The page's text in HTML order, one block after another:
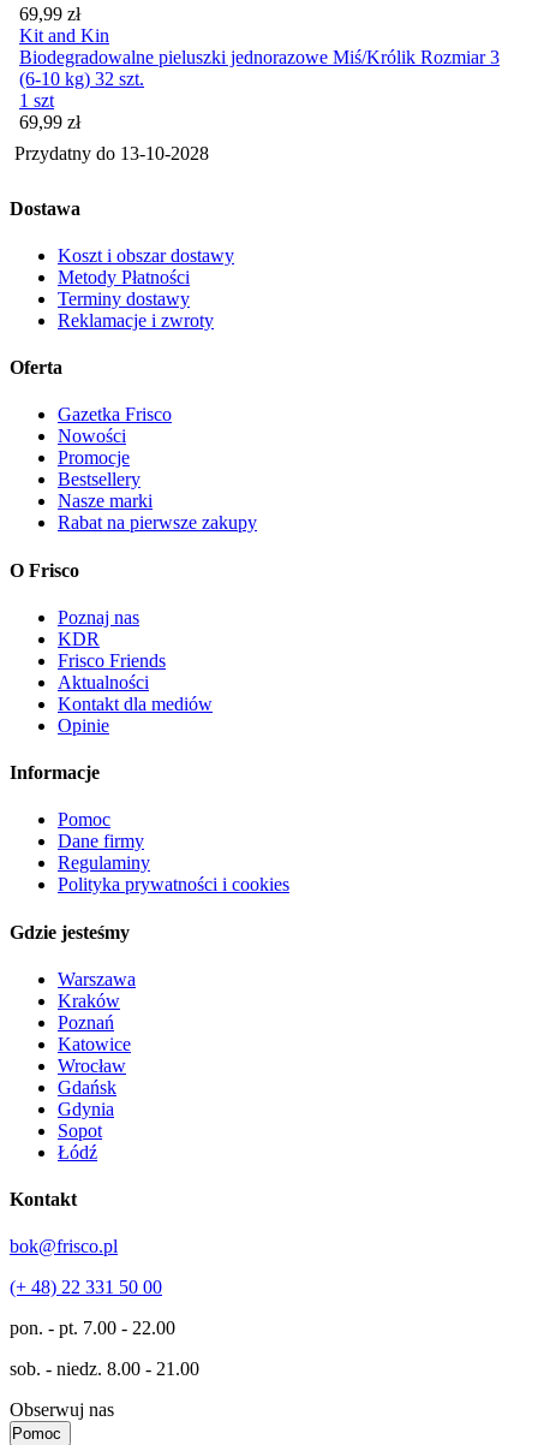
Cena
69,99 zł
Kit and Kin
Biodegradowalne pieluszki jednorazowe Miś/Królik Rozmiar 3
(6-10 kg) 32 szt.
1 szt
Cena
69,99 zł
Przydatny do 13-10-2028
Dostawa
Koszt i obszar dostawy
Metody Płatności
Terminy dostawy
Reklamacje i zwroty
Oferta
Gazetka Frisco
Nowości
Promocje
Bestsellery
Nasze marki
Rabat na pierwsze zakupy
O Frisco
Poznaj nas
KDR
Frisco Friends
Aktualności
Kontakt dla mediów
Opinie
Informacje
Pomoc
Dane firmy
Regulaminy
Polityka prywatności i cookies
Gdzie jesteśmy
Warszawa
Kraków
Poznań
Katowice
Wrocław
Gdańsk
Gdynia
Sopot
Łódź
Kontakt
bok@frisco.pl
(+ 48) 22 331 50 00
pon. - pt. 7.00 - 22.00
sob. - niedz. 8.00 - 21.00
Obserwuj nas
Pomoc